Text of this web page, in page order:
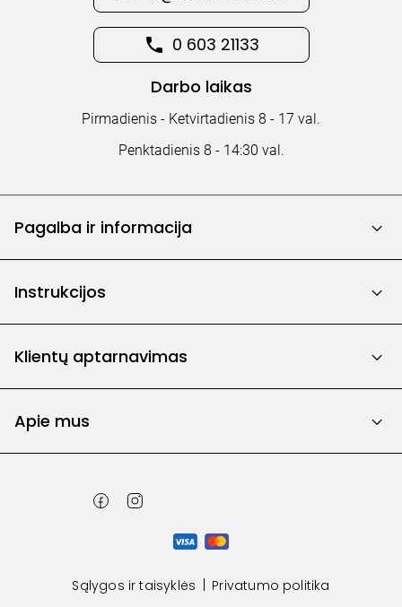
0 603 21133
Darbo laikas
Pirmadienis - Ketvirtadienis 8 - 17 val.
Penktadienis 8 - 14:30 val.
Pagalba ir informacija
Instrukcijos
Klientų aptarnavimas
Apie mus
Sąlygos ir taisyklės Privatumo politika